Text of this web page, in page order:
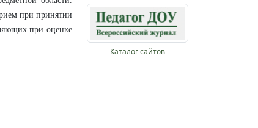
при принятии
при оценке
Каталог сайтов